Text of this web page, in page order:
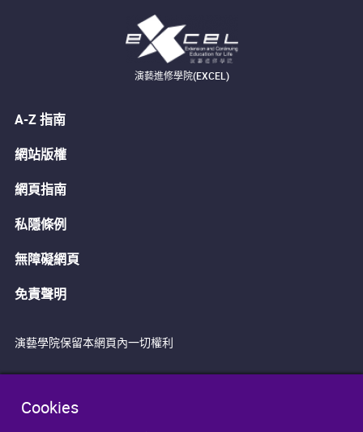
Cookies
演藝進修學院(EXCEL)
A-Z 指南
網站版權
網頁指南
私隱條例
無障礙網頁
免責聲明
演藝學院保留本網頁內一切權利